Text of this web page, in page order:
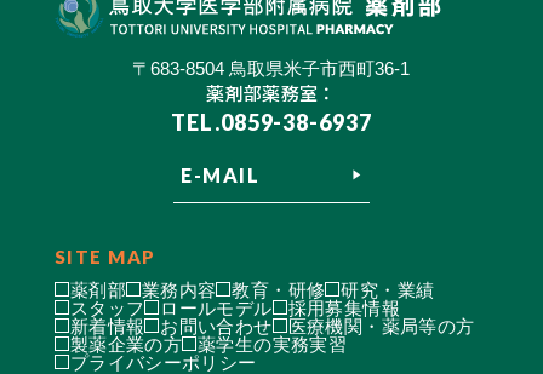
〒683-8504 鳥取県米子市西町36-1
薬剤部薬務室：
TEL.0859-38-6937
E-MAIL
SITE MAP
薬剤部 業務内容 教育・研修
研究・業績
スタッフ
ロールモデル
採用募集情報
新着情報
お問い合わせ
医療機関・薬局等の方
製薬企業の方
薬学生の実務実習
プライバシーポリシー